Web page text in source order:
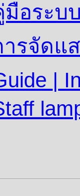
มือระบ
รจัดแ
|